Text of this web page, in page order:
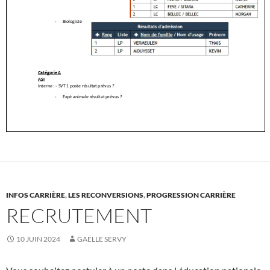
INFOS CARRIÈRE,LES RECONVERSIONS,PROGRESSION CARRIÈRE
RECRUTEMENT
10 JUIN 2024 GAËLLE SERVY